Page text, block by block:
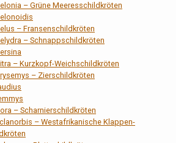
– Grüne Meeresschildkröten
– Fransenschildkröten
– Schnappschildkröten
– Kurzkopf-Weichschildkröten
– Zierschildkröten
– Scharnierschildkröten
– Westafrikanische Klappen-